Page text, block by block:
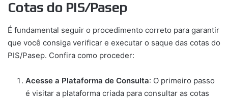
Cotas do PIS/Pasep
É fundamental seguir o procedimento correto para garantir
que você consiga verificar e executar o saque das cotas do
PIS/Pasep. Confira como proceder:
Acesse a Plataforma de Consulta: O primeiro passo
é visitar a plataforma criada para consultar as cotas